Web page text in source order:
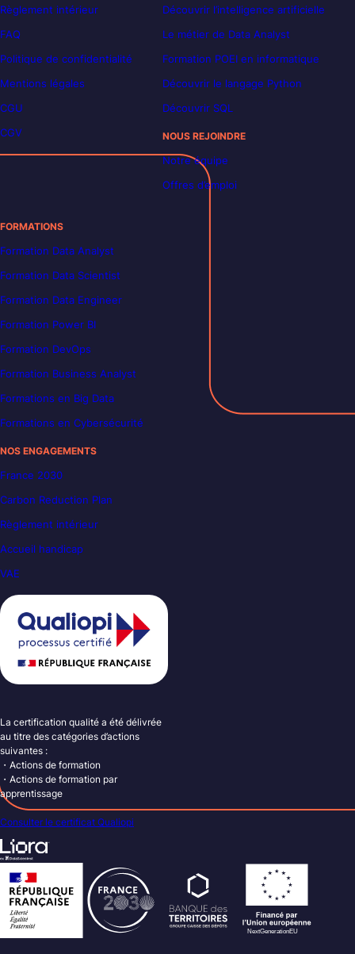
Règlement intérieur
FAQ
Politique de confidentialité
Mentions légales
CGU
CGV
Découvrir l’intelligence artificielle
Le métier de Data Analyst
Formation POEI en informatique
Découvrir le langage Python
Découvrir SQL
NOUS REJOINDRE
Notre équipe
Offres d’emploi
FORMATIONS
Formation Data Analyst
Formation Data Scientist
Formation Data Engineer
Formation Power BI
Formation DevOps
Formation Business Analyst
Formations en Big Data
Formations en Cybersécurité
NOS ENGAGEMENTS
France 2030
Carbon Reduction Plan
Règlement intérieur
Accueil handicap
VAE
La certification qualité a été délivrée
au titre des catégories d’actions
suivantes :
・Actions de formation
・Actions de formation par
apprentissage
Consulter le certificat Qualiopi